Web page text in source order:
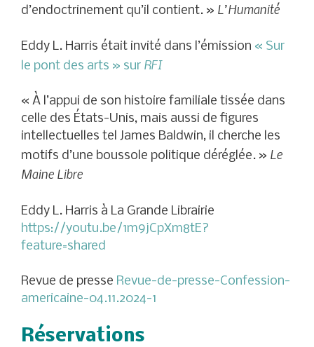
d’endoctrinement qu’il contient. » L’Humanité
Eddy L. Harris était invité dans l’émission « Sur
le pont des arts » sur RFI
« À l’appui de son histoire familiale tissée dans
celle des États-Unis, mais aussi de figures
intellectuelles tel James Baldwin, il cherche les
motifs d’une boussole politique déréglée. » Le
Maine Libre
Eddy L. Harris à La Grande Librairie
https://youtu.be/1m9jCpXm8tE?
feature=shared
Revue de presse Revue-de-presse-Confession-
americaine-04.11.2024-1
Réservations